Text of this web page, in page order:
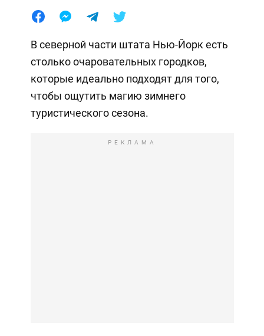
В северной части штата Нью-Йорк есть
столько очаровательных городков,
которые идеально подходят для того,
чтобы ощутить магию зимнего
туристического сезона.
РЕКЛАМА